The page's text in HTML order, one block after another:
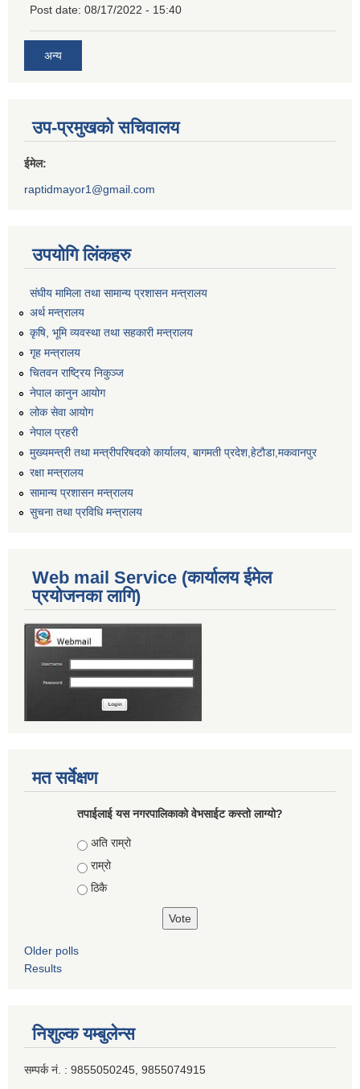
Post date: 08/17/2022 - 15:40
अन्य
उप-प्रमुखको सचिवालय
ईमेल:
raptidmayor1@gmail.com
उपयोगि लिंकहरु
संघीय मामिला तथा सामान्य प्रशासन मन्त्रालय
अर्थ मन्त्रालय
कृषि, भूमि व्यवस्था तथा सहकारी मन्त्रालय
गृह मन्त्रालय
चितवन राष्ट्रिय निकुञ्ज
नेपाल कानुन आयोग
लोक सेवा आयोग
नेपाल प्रहरी
मुख्यमन्त्री तथा मन्त्रीपरिषदको कार्यालय, बागमती प्रदेश,हेटाैडा,मकवानपुर
रक्षा मन्त्रालय
सामान्य प्रशासन मन्त्रालय
सुचना तथा प्रविधि मन्त्रालय
Web mail Service (कार्यालय ईमेल
प्रयोजनका लागि)
मत सर्वेक्षण
तपाईलाई यस नगरपालिकाको वेभसाईट कस्तो लाग्यो?
Choices
अति राम्रो
राम्रो
ठिकै
Older polls
Results
निशुल्क यम्बुलेन्स
सम्पर्क नं. : 9855050245, 9855074915